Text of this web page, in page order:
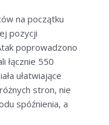
na początku
pozycji
poprowadzono
łącznie 550
ułatwiające
stron, nie
spóźnienia, a